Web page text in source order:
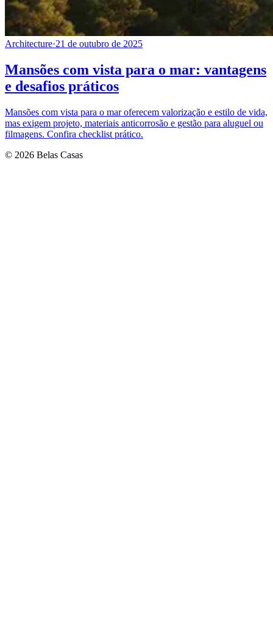
Architecture·21 de outubro de 2025
Mansões com vista para o mar: vantagens
e desafios práticos
Mansões com vista para o mar oferecem valorização e estilo de vida,
mas exigem projeto, materiais anticorrosão e gestão para aluguel ou
filmagens. Confira checklist prático.
© 2026 Belas Casas